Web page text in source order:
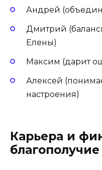
Андрей
Дмитрий
Елены)
Максим (дарит
Алексей
настроения)
Карьера и
благополучие